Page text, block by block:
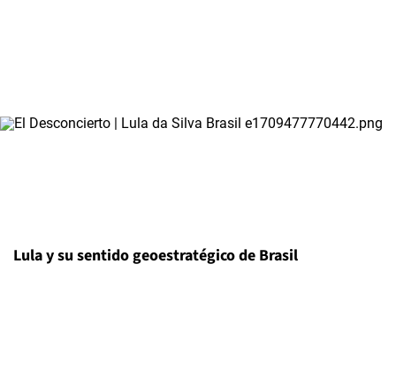
Lula y su sentido geoestratégico de Brasil